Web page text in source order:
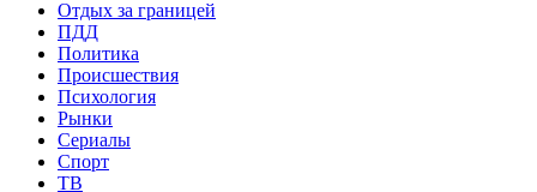
Отдых за границей
ПДД
Политика
Происшествия
Психология
Рынки
Сериалы
Спорт
ТВ